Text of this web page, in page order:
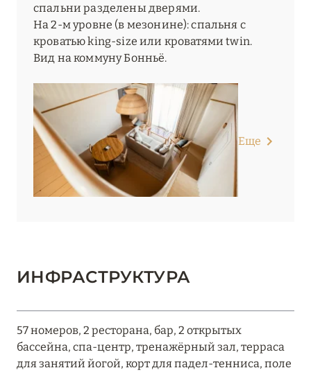
спальни разделены дверями.
На 2-м уровне (в мезонине): спальня с
кроватью king-size или кроватями twin.
Вид на коммуну Бонньё.
Еще
ИНФРАСТРУКТУРА
57 номеров, 2 ресторана, бар, 2 открытых
бассейна, спа-центр, тренажёрный зал, терраса
для занятий йогой, корт для падел-тенниса, поле